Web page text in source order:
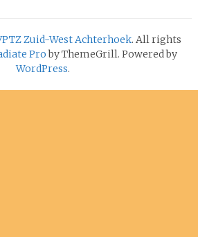
Zuid-West Achterhoek. All rights
Proby ThemeGrill. Powered by
WordPress.